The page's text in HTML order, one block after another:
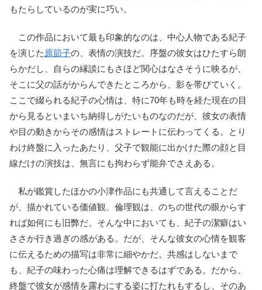
もたらしているのが実に巧い。
この作品において最も印象的なのは、中心人物である紀子
を演じた 原節子の、表情の演技だ。序盤の彼女はひたすら朗
らかだし、自らの縁談にもさほど関心はなさそうに映るが、
そこに父の話がからんできたところから、影を帯びていく。
ここで綴られる紀子の心情は、特に70年も時を経た現在の目
から見るといまいち納得しがたいものなのだが、彼女の表情
や目の動きからその感情はストレートに伝わってくる。とり
わけ終盤に入ったあたり、父子で観能に出かけた際の顔と目
線だけの演技は、無言にも拘わらず能弁でさえある。
私が鑑賞したほかの小津作品にも共通して言えることだ
が、描かれている価値観、倫理観は、のちの世代の眼からす
れば如何にも旧弊だ。そんな中においても、紀子の潔癖はい
ささか行き過ぎの感がある。だが、そんな彼女の心情を観客
に伝えるための描写は非常に細やかだ。共感はしないまで
も、紀子の味わった心痛は理解できるはずである。だから、
終盤で彼女が感情を露わにする姿に打たれもするし、そのあ